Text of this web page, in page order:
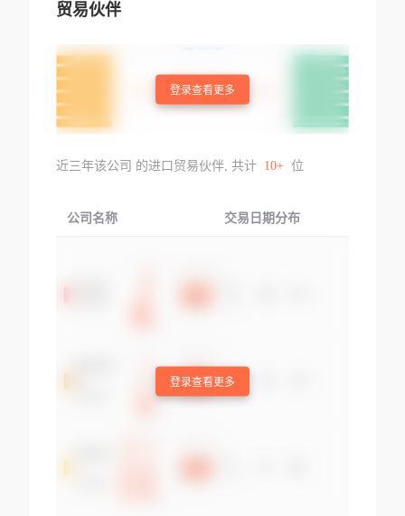
贸易伙伴
登录查看更多
近三年该公司 的进口贸易伙伴, 共计 10+ 位
公司名称 交易日期分布
登录查看更多